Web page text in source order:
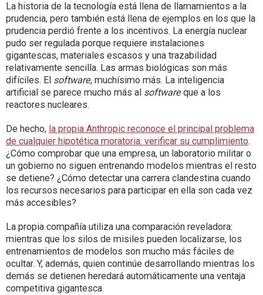
La historia de la tecnología está llena de llamamientos a la
prudencia, pero también está llena de ejemplos en los que la
prudencia perdió frente a los incentivos. La energía nuclear
pudo ser regulada porque requiere instalaciones
gigantescas, materiales escasos y una trazabilidad
relativamente sencilla. Las armas biológicas son más
difíciles. El software, muchísimo más. La inteligencia
artificial se parece mucho más al softwareque a los
reactores nucleares.
De hecho, la propia Anthropic reconoce el principal problema
de cualquier hipotética moratoria: verificar su cumplimiento.
¿Cómo comprobar que una empresa, un laboratorio militar o
un gobierno no siguen entrenando modelos mientras el resto
se detiene? ¿Cómo detectar una carrera clandestina cuando
los recursos necesarios para participar en ella son cada vez
más accesibles?
La propia compañía utiliza una comparación reveladora:
mientras que los silos de misiles pueden localizarse, los
entrenamientos de modelos son mucho más fáciles de
ocultar. Y, además, quien continúe desarrollando mientras los
demás se detienen heredará automáticamente una ventaja
competitiva gigantesca.